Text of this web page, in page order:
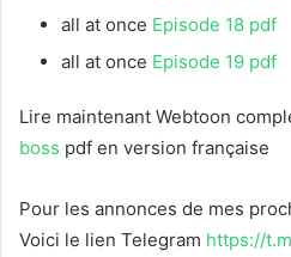
all at once Episode 18 pdf
all at once Episode 19 pdf
Lire maintenant Webtoon
boss pdf en version française
Pour les annonces de mes
Voici le lien Telegram https://